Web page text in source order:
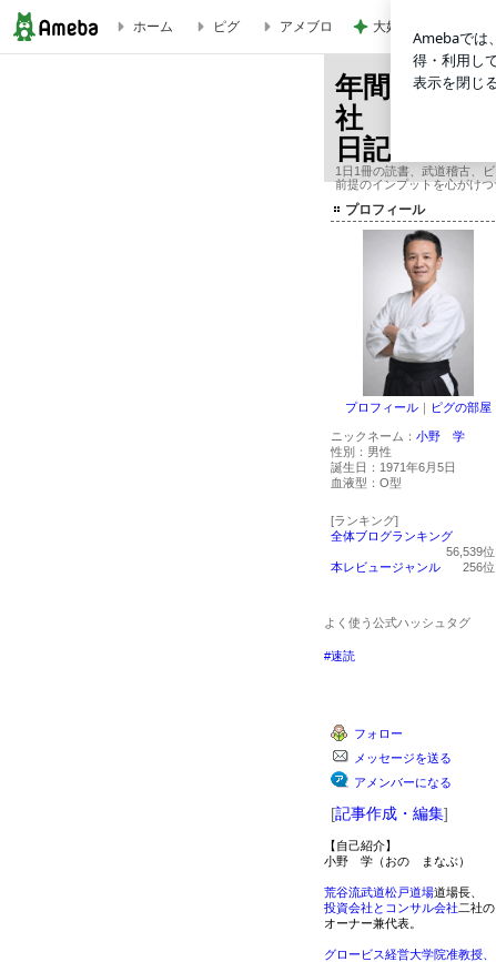
[7巻] 7つの習慣プライベートコーチ レッスン7 自分を磨こう 24144 | 年間
ホーム ピグ アメブロ 大好きなフルーツで
年間365冊×
社 オーナ
日記
1日1冊の読書、武道稽古、
前提のインプットを心がけ
プロフィール
プロフィール ｜ ピグの部屋
ニックネーム： 小野 学
性別： 男性
誕生日： 1971年6月5日
血液型： O型
[ランキング]
全体ブログランキング
56,539位
本レビュージャンル 256位
よく使う公式ハッシュタグ
#速読
フォロー
メッセージを送る
アメンバーになる
[記事作成・編集]
【自己紹介】
小野 学（おの まなぶ）
荒谷流武道松戸道場道場長、
投資会社とコンサル会社二社の
オーナー兼代表。
グロービス経営大学院准教授、